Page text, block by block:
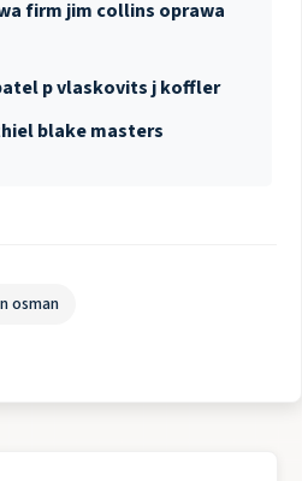
firm jim collins oprawa
p vlaskovits j koffler
blake masters
osman